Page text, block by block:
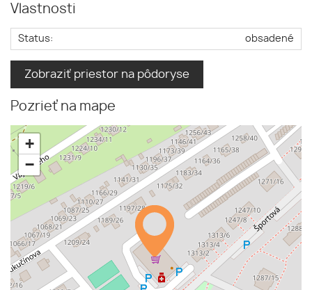
Vlastnosti
Status: obsadené
Zobraziť priestor na pôdoryse
Pozrieť na mape
+
−